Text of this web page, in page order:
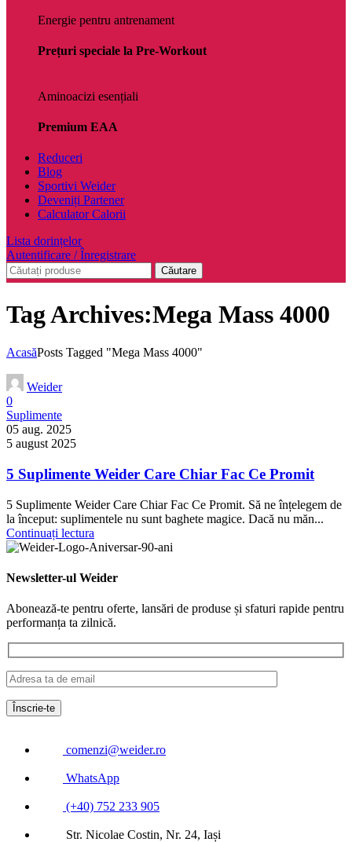
Energie pentru antrenament
Prețuri speciale la Pre-Workout
Aminoacizi esențiali
Premium EAA
Reduceri
Blog
Sportivi Weider
Deveniți Partener
Calculator Calorii
Lista dorințelor
Autentificare / Înregistrare
Căutare
Tag Archives:Mega Mass 4000
AcasăPosts Tagged "Mega Mass 4000"
Weider
0
Suplimente
05 aug. 2025
5 august 2025
5 Suplimente Weider Care Chiar Fac Ce Promit
5 Suplimente Weider Care Chiar Fac Ce Promit. Să ne înțelegem de
la început: suplimentele nu sunt baghete magice. Dacă nu măn...
Continuați lectura
Newsletter-ul Weider
Abonează-te pentru oferte, lansări de produse și sfaturi rapide pentru
performanța ta zilnică.
comenzi@weider.ro
WhatsApp
(+40) 752 233 905
Str. Nicolae Costin, Nr. 24, Iași